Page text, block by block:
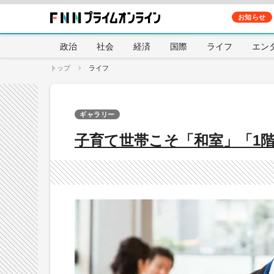
お知らせ
政治 社会 経済 国際 ライフ エン
トップ ライフ
子育て世帯こそ「和室」「1
ギャラリー